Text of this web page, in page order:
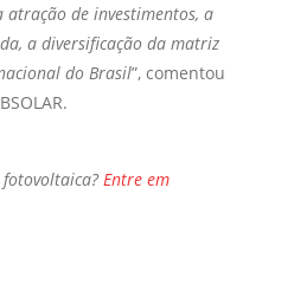
de investimentos, a
a diversificação da matriz
do Brasil”, comentou
Entre em